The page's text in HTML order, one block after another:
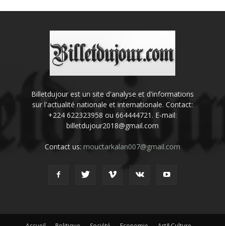
Billetdujour est un site d'analyse et d'informations
sur l'actualité nationale et internationale. Contact:
+224 622323958 ou 664444721. E-mail:
billetdujour2018@gmail.com
Contact us: mouctarkalan007@gmail.com